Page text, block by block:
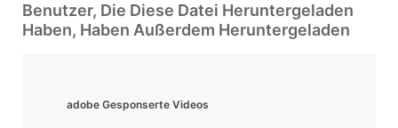
Benutzer, Die Diese Datei Heruntergeladen
Haben, Haben Außerdem Heruntergeladen
adobe Gesponserte Videos